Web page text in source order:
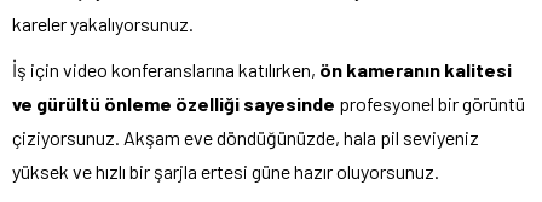
kareler yakalıyorsunuz.
İş için video konferanslarına katılırken, ön kameranın kalitesi
ve gürültü önleme özelliği sayesinde profesyonel bir görüntü
çiziyorsunuz. Akşam eve döndüğünüzde, hala pil seviyeniz
yüksek ve hızlı bir şarjla ertesi güne hazır oluyorsunuz.